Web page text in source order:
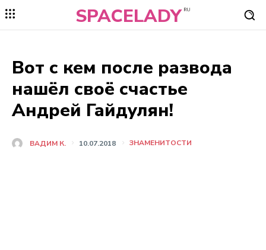
SPACELADY RU
Вот с кем после развода
нашёл своё счастье
Андрей Гайдулян!
ВАДИМ К. 10.07.2018 ЗНАМЕНИТОСТИ